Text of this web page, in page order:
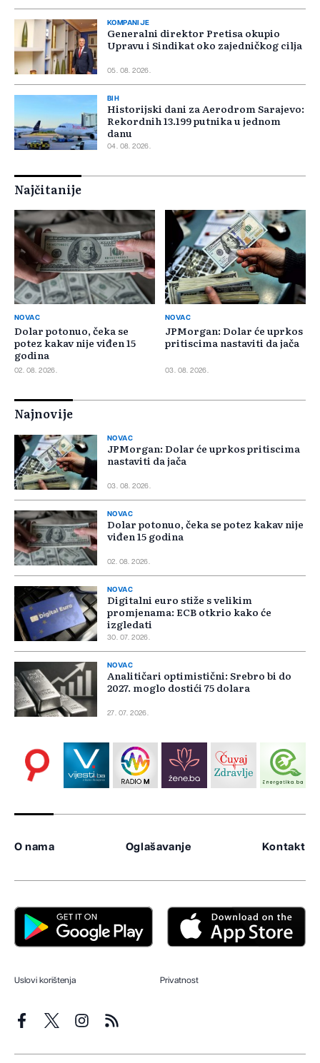
KOMPANIJE
Generalni direktor Pretisa okupio
Upravu i Sindikat oko zajedničkog cilja
05. 08. 2026.
BIH
Historijski dani za Aerodrom Sarajevo:
Rekordnih 13.199 putnika u jednom
danu
04. 08. 2026.
Najčitanije
NOVAC
Dolar potonuo, čeka se
potez kakav nije viđen 15
godina
02. 08. 2026.
NOVAC
JPMorgan: Dolar će uprkos
pritiscima nastaviti da jača
03. 08. 2026.
Najnovije
NOVAC
JPMorgan: Dolar će uprkos pritiscima
nastaviti da jača
03. 08. 2026.
NOVAC
Dolar potonuo, čeka se potez kakav nije
viđen 15 godina
02. 08. 2026.
NOVAC
Digitalni euro stiže s velikim
promjenama: ECB otkrio kako će
izgledati
30. 07. 2026.
NOVAC
Analitičari optimistični: Srebro bi do
2027. moglo dostići 75 dolara
27. 07. 2026.
O nama Oglašavanje Kontakt
Uslovi korištenja Privatnost